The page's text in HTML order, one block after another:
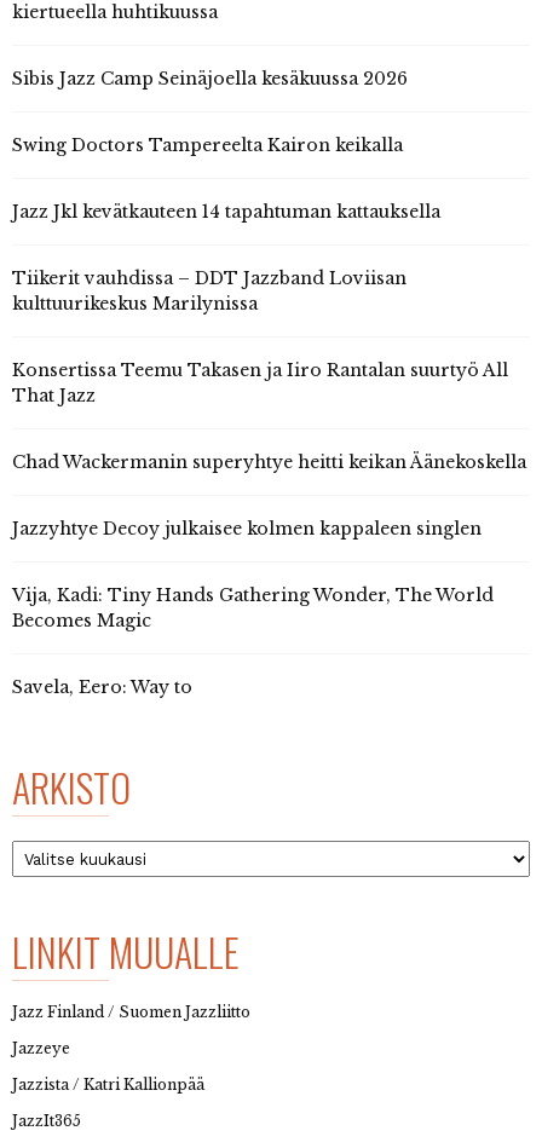
kiertueella huhtikuussa
Sibis Jazz Camp Seinäjoella kesäkuussa 2026
Swing Doctors Tampereelta Kairon keikalla
Jazz Jkl kevätkauteen 14 tapahtuman kattauksella
Tiikerit vauhdissa – DDT Jazzband Loviisan
kulttuurikeskus Marilynissa
Konsertissa Teemu Takasen ja Iiro Rantalan suurtyö All
That Jazz
Chad Wackermanin superyhtye heitti keikan Äänekoskella
Jazzyhtye Decoy julkaisee kolmen kappaleen singlen
Vija, Kadi: Tiny Hands Gathering Wonder, The World
Becomes Magic
Savela, Eero: Way to
ARKISTO
Arkisto
LINKIT MUUALLE
Jazz Finland / Suomen Jazzliitto
Jazzeye
Jazzista / Katri Kallionpää
JazzIt365